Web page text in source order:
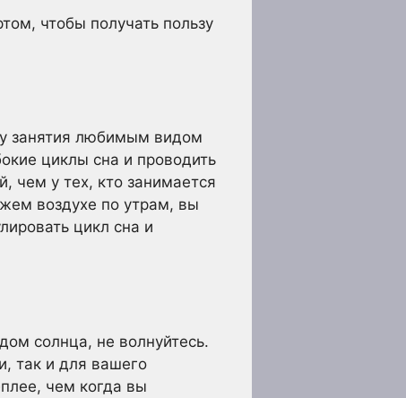
чтобы получать пользу
занятия любимым видом
циклы сна и проводить
чем у тех, кто занимается
воздухе по утрам, вы
цикл сна и
солнца, не волнуйтесь.
так и для вашего
чем когда вы